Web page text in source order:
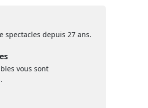
spectacles depuis 27 ans.
vous sont